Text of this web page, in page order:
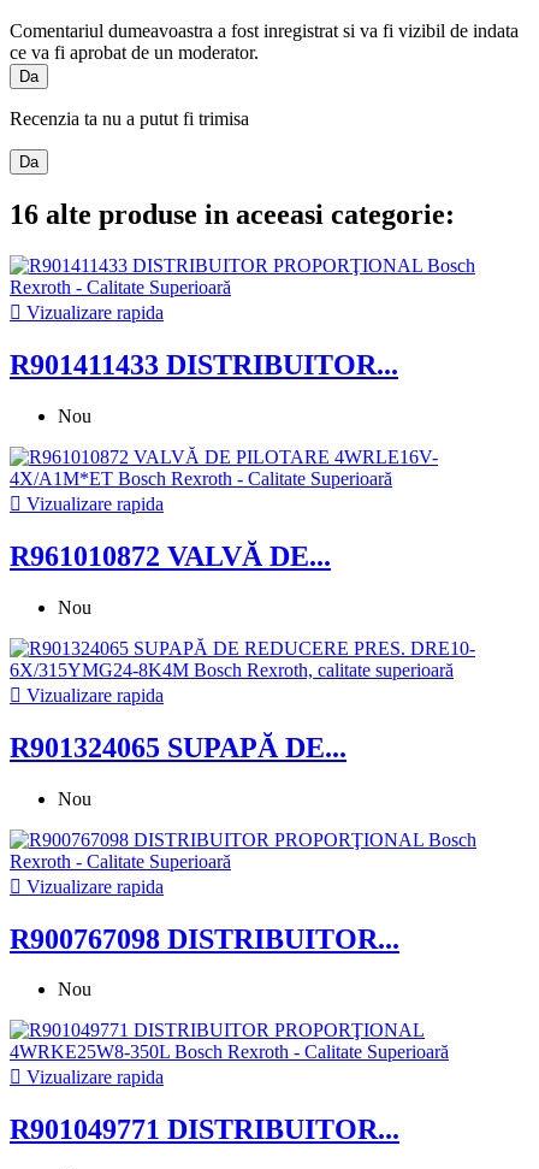
Comentariul dumeavoastra a fost inregistrat si va fi vizibil de indata
ce va fi aprobat de un moderator.
Da
Recenzia ta nu a putut fi trimisa
Da
16 alte produse in aceeasi categorie:
 Vizualizare rapida
R901411433 DISTRIBUITOR...
Nou
 Vizualizare rapida
R961010872 VALVĂ DE...
Nou
 Vizualizare rapida
R901324065 SUPAPĂ DE...
Nou
 Vizualizare rapida
R900767098 DISTRIBUITOR...
Nou
 Vizualizare rapida
R901049771 DISTRIBUITOR...